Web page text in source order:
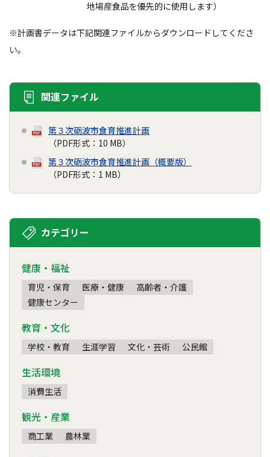
地場産食品を優先的に使用します）
※計画書データは下記関連ファイルからダウンロードしてくださ
い。
関連ファイル
第３次砺波市食育推進計画
（PDF形式：10 MB）
第３次砺波市食育推進計画（概要版）
（PDF形式：1 MB）
カテゴリー
健康・福祉
育児・保育 医療・健康
高齢者・介護
健康センター
教育・文化
学校・教育 生涯学習 文化・芸術 公民館
生活環境
消費生活
観光・産業
商工業 農林業